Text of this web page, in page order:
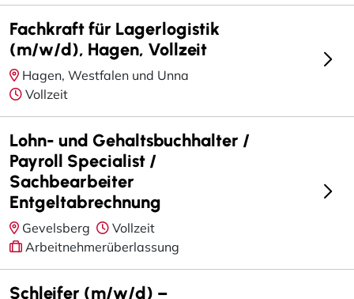
Fachkraft für Lagerlogistik
(m/w/d), Hagen, Vollzeit
Hagen, Westfalen und Unna
Vollzeit
Lohn- und Gehaltsbuchhalter /
Payroll Specialist /
Sachbearbeiter
Entgeltabrechnung
Gevelsberg
Vollzeit
Arbeitnehmerüberlassung
Schleifer (m/w/d) –